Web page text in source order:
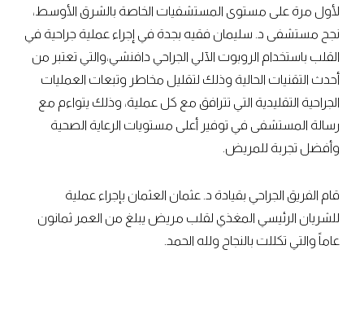
لأول مرة على مستوى المستشفيات الخاصة بالشرق الأوسط،
نجح مستشفى د. سليمان فقيه بجدة في إجراء عملية جراحية في
القلب باستخدام الروبوت الآلي الجراحي دافنشي،والتي تعتبر من
أحدث التقنيات الحالية وذلك لتقليل مخاطر وتبعات العمليات
الجراحية التقليدية التي تترافق مع كل عملية، وذلك يتواءم مع
رسالة المستشفى في توفير أعلى مستويات الرعاية الصحية
وأفضل تجربة للمريض.
قام الفريق الجراحي بقيادة د. عثمان العثمان بإجراء عملية
للشريان الرئيسي المغذي لقلب مريض يبلغ من العمر ثمانون
عاماً والتي تكللت بالنجاح ولله الحمد.